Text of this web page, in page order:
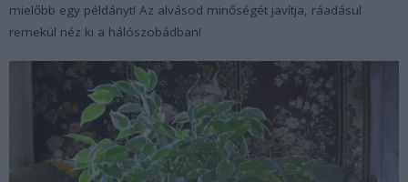
mielőbb egy példányt! Az alvásod minőségét javítja, ráadásul
remekül néz ki a hálószobádban!